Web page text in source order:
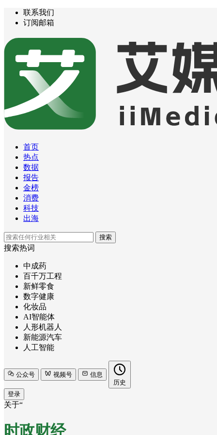
联系我们
订阅邮箱
首页
热点
数据
报告
金榜
消费
科技
出海
搜索
搜索热词
中成药
百千万工程
新鲜零食
数字健康
化妆品
AI智能体
人形机器人
新能源汽车
人工智能
公众号 视频号
信息
历史
登录
关于“
时政财经